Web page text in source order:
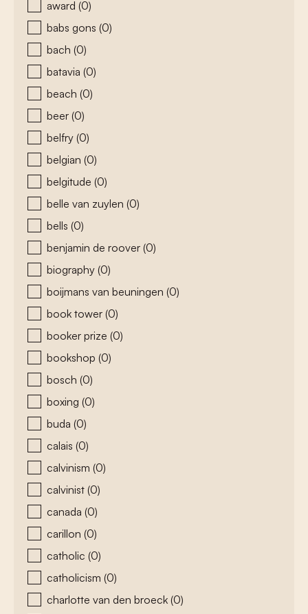
award (0)
babs gons (0)
bach (0)
batavia (0)
beach (0)
beer (0)
belfry (0)
belgian (0)
belgitude (0)
belle van zuylen (0)
bells (0)
benjamin de roover (0)
biography (0)
boijmans van beuningen (0)
book tower (0)
booker prize (0)
bookshop (0)
bosch (0)
boxing (0)
buda (0)
calais (0)
calvinism (0)
calvinist (0)
canada (0)
carillon (0)
catholic (0)
catholicism (0)
charlotte van den broeck (0)